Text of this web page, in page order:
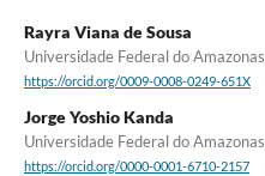
Rayra Viana de Sousa
Universidade Federal do Amazonas
https://orcid.org/0009-0008-0249-651X
Jorge Yoshio Kanda
Universidade Federal do Amazonas
https://orcid.org/0000-0001-6710-2157